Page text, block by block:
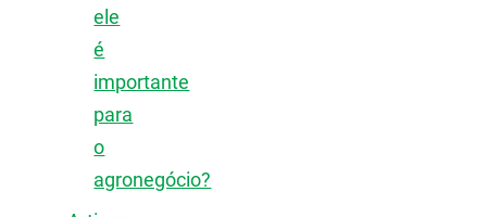
ele
é
importante
para
o
agronegócio?